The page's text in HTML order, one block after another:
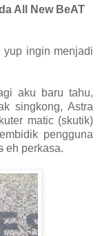
All New BeAT
yup ingin menjadi
aku baru tahu,
singkong, Astra
matic (skutik)
pengguna
eh perkasa.